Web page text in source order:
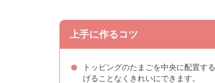
上手に作るコツ
トッピングのたまごを中央に配置す
げることなくきれいにできます。